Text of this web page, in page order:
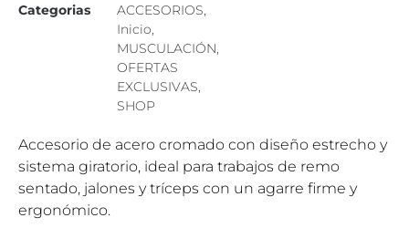
Categorias
ACCESORIOS,
Inicio,
MUSCULACIÓN,
OFERTAS
EXCLUSIVAS,
SHOP
Accesorio de acero cromado con diseño estrecho y
sistema giratorio, ideal para trabajos de remo
sentado, jalones y tríceps con un agarre firme y
ergonómico.